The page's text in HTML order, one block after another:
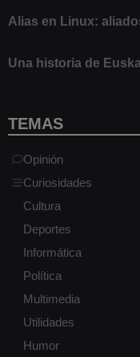
Alias en Linux:
Una historia de
TEMAS
Opinión
Curiosidades
Cultura
Deportes
Informática
Política
Multimedia
Utilidades
Humor